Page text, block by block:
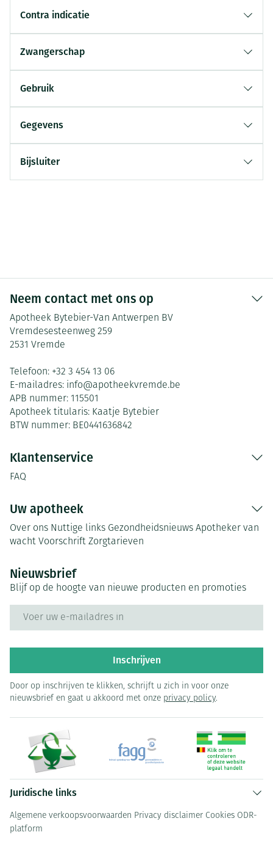
Contra indicatie
Zwangerschap
Gebruik
Gegevens
Bijsluiter
Neem contact met ons op
Apotheek Bytebier-Van Antwerpen BV
Vremdesesteenweg 259
2531 Vremde
Telefoon: +32 3 454 13 06
E-mailadres: info@apotheekvremde.be
APB nummer: 115501
Apotheek titularis: Kaatje Bytebier
BTW nummer: BE0441636842
Klantenservice
FAQ
Uw apotheek
Over ons Nuttige links Gezondheidsnieuws Apotheker van
wacht Voorschrift Zorgtarieven
Nieuwsbrief
Blijf op de hoogte van nieuwe producten en promoties
Inschrijven
Door op inschrijven te klikken, schrijft u zich in voor onze
nieuwsbrief en gaat u akkoord met onze privacy policy.
Juridische links
Algemene verkoopsvoorwaarden Privacy disclaimer Cookies ODR-
platform